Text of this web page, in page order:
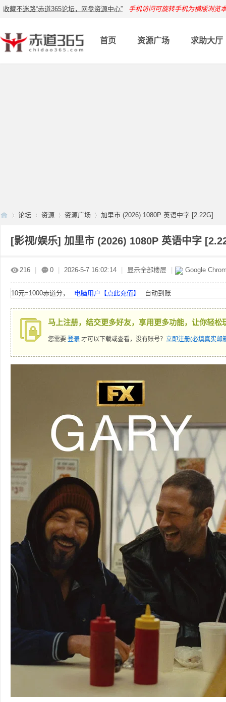
收藏不迷路“赤道365论坛，网盘资源中心” 手机访问可旋转手机为横版浏览
首页 资源广场 求助大厅
论坛 资源 资源广场 加里市 (2026) 1080P 英语中字 [2.22G]
[影视/娱乐] 加里市 (2026) 1080P 英语中字
216 0 2026-5-7 16:02:14 显示全部楼层 Google
10元=1000赤道分， 电脑用户【点此充值】 自动到账
马上注册，结交更多好友，享用更多功能，让你轻松
您需要 登录 才可以下载或查看，没有账号？ 立即注册(必填真实邮